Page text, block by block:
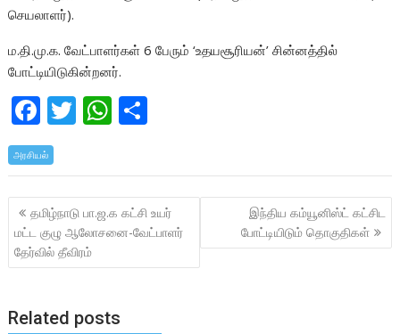
செயலாளர்).
ம.தி.மு.க. வேட்பாளர்கள் 6 பேரும் ‘உதயசூரியன்’ சின்னத்தில்
போட்டியிடுகின்றனர்.
F
ac
e
b
o
o
k
T
itt
er
W
at
s
A
p
ar
e
அரசியல்
Post
navigation
தமிழ்நாடு பா.ஜ.க கட்சி உயர்
மட்ட குழு ஆலோசனை-வேட்பாளர்
தேர்வில் தீவிரம்
இந்திய கம்யூனிஸ்ட் கட்சிட
போட்டியிடும் தொகுதிகள்
Related posts